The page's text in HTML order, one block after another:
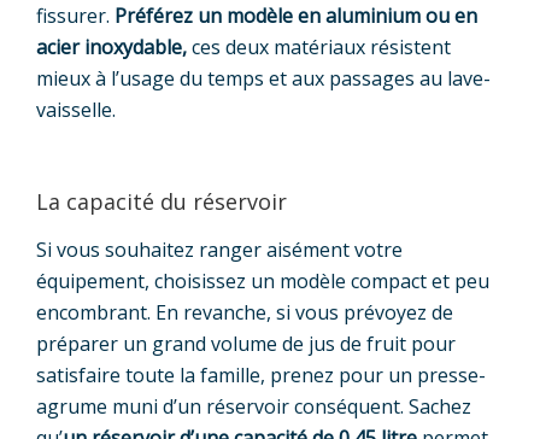
fissurer. Préférez un modèle en aluminium ou en
acier inoxydable,ces deux matériaux résistent
mieux à l’usage du temps et aux passages au lave-
vaisselle.
La capacité du réservoir
Si vous souhaitez ranger aisément votre
équipement, choisissez un modèle compact et peu
encombrant. En revanche, si vous prévoyez de
préparer un grand volume de jus de fruit pour
satisfaire toute la famille, prenez pour un presse-
agrume muni d’un réservoir conséquent. Sachez